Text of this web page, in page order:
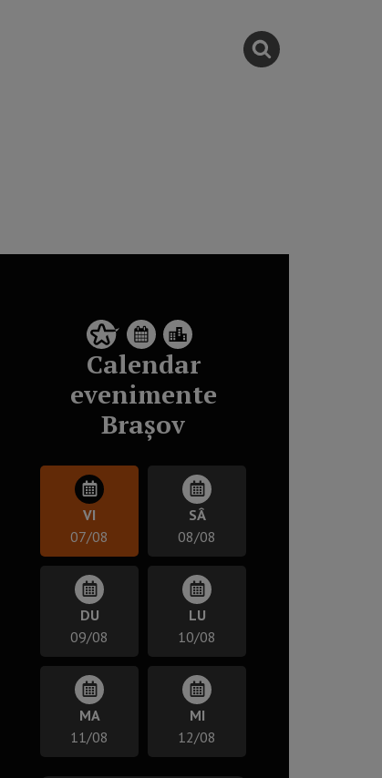
Calendar
evenimente
Brașov
VI
07/08
SÂ
08/08
DU
09/08
LU
10/08
MA
11/08
MI
12/08